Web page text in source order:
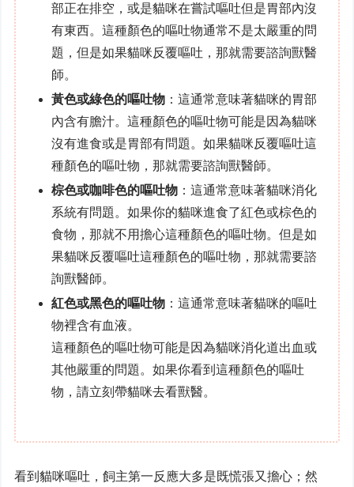
部正在排空，或是貓咪在嘗試嘔吐但是胃部內沒
有東西。這種顏色的嘔吐物通常不是太嚴重的問
題，但是如果貓咪反覆嘔吐，那就需要諮詢獸醫
師。
黃色或綠色的嘔吐物 ：這通常意味著貓咪的胃部
內含有膽汁。這種顏色的嘔吐物可能是因為貓咪
沒有進食或是胃部有問題。如果貓咪反覆嘔吐這
種顏色的嘔吐物，那就需要諮詢獸醫師。
棕色或咖啡色的嘔吐物 ：這通常意味著貓咪消化
系統有問題。如果你的貓咪進食了紅色或棕色的
食物，那就不用擔心這種顏色的嘔吐物。但是如
果貓咪反覆嘔吐這種顏色的嘔吐物，那就需要諮
詢獸醫師。
紅色或黑色的嘔吐物 ：這通常意味著貓咪的嘔吐
物裡含有血液。
這種顏色的嘔吐物可能是因為貓咪消化道出血或
其他嚴重的問題。如果你看到這種顏色的嘔吐
物，請立刻帶貓咪去看獸醫。
看到貓咪嘔吐，飼主第一反應大多是既慌張又擔心；然